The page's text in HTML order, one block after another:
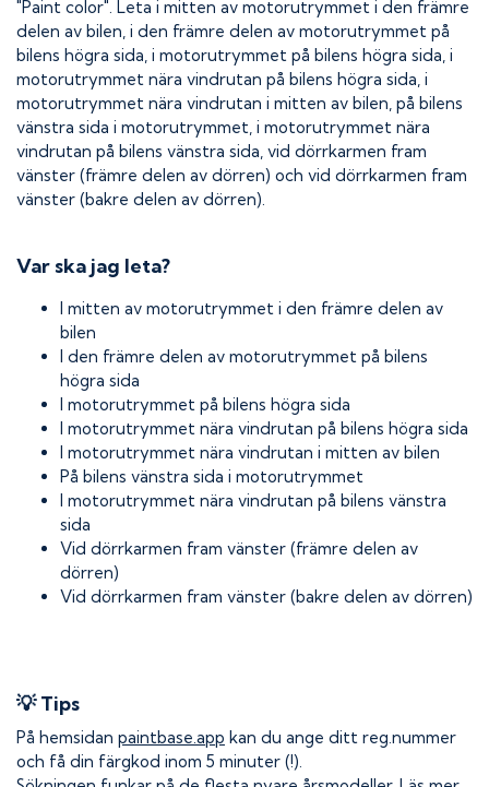
"Paint color". Leta i mitten av motorutrymmet i den främre
delen av bilen, i den främre delen av motorutrymmet på
bilens högra sida, i motorutrymmet på bilens högra sida, i
motorutrymmet nära vindrutan på bilens högra sida, i
motorutrymmet nära vindrutan i mitten av bilen, på bilens
vänstra sida i motorutrymmet, i motorutrymmet nära
vindrutan på bilens vänstra sida, vid dörrkarmen fram
vänster (främre delen av dörren) och vid dörrkarmen fram
vänster (bakre delen av dörren).
Var ska jag leta?
I mitten av motorutrymmet i den främre delen av
bilen
I den främre delen av motorutrymmet på bilens
högra sida
I motorutrymmet på bilens högra sida
I motorutrymmet nära vindrutan på bilens högra sida
I motorutrymmet nära vindrutan i mitten av bilen
På bilens vänstra sida i motorutrymmet
I motorutrymmet nära vindrutan på bilens vänstra
sida
Vid dörrkarmen fram vänster (främre delen av
dörren)
Vid dörrkarmen fram vänster (bakre delen av dörren)
💡 Tips
På hemsidan paintbase.app kan du ange ditt reg.nummer
och få din färgkod inom 5 minuter (!).